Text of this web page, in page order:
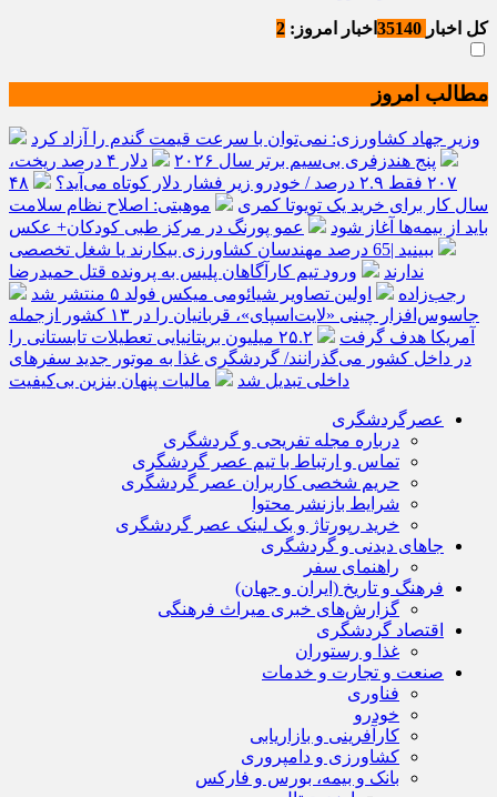
کل اخبار اخبار امروز: 2
مطالب امروز
وزیر جهاد کشاورزی: نمی‌توان با سرعت قیمت گندم را آزاد کرد
پنج هندزفری بی‌سیم برتر سال ۲۰۲۶
دلار ۴ درصد ریخت،
۲۰۷ فقط ۲.۹ درصد / خودرو زیر فشار دلار کوتاه می‌آید؟
۴۸
سال کار برای خرید یک تویوتا کمری
موهبتی: اصلاح نظام سلامت
باید از بیمه‌ها آغاز شود
عمو پورنگ در مرکز طبی کودکان+ عکس
ببینید |65 درصد مهندسان کشاورزی بیکارند یا شغل تخصصی
ندارند
ورود تیم کارآگاهان پلیس به پرونده قتل حمیدرضا
رجب‌زاده
اولین تصاویر شیائومی میکس فولد ۵ منتشر شد
جاسوس‌افزار چینی «لایت‌اسپای»، قربانیان را در ۱۳ کشور ازجمله
آمریکا هدف گرفت
۲۵.۲ میلیون بریتانیایی تعطیلات تابستانی را
در داخل کشور می‌گذرانند/ گردشگری غذا به موتور جدید سفرهای
داخلی تبدیل شد
مالیات پنهان بنزین بی‌کیفیت
عصرگردشگری
درباره مجله تفریحی و گردشگری
تماس و ارتباط با تیم عصر گردشگری
حریم شخصی کاربران عصر گردشگری
شرایط بازنشر محتوا
خرید رپورتاژ و بک لینک عصر گردشگری
جاهای دیدنی و گردشگری
راهنمای سفر
فرهنگ و تاریخ (ایران و جهان)
گزارش‌های خبری میراث فرهنگی
اقتصاد گردشگری
غذا و رستوران
صنعت و تجارت و خدمات
فناوری
خودرو
کارآفرینی و بازاریابی
کشاورزی و دامپروری
بانک و بیمه، بورس و فارکس